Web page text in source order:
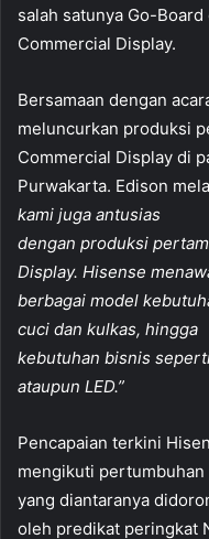
salah satunya Go-
Commercial Display.
Bersamaan dengan
meluncurkan produksi
Commercial Display di
Purwakarta. Edison
kami juga antusias
dengan produksi
Display. Hisense
berbagai model
cuci dan kulkas, hingga
kebutuhan bisnis
ataupun LED.”
Pencapaian terkini
mengikuti
yang diantaranya
oleh predikat peringkat